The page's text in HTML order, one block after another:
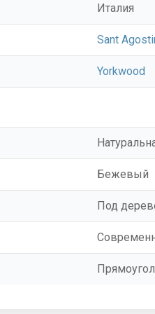
Италия
Sant
Yorkwood
Бежевый
Под